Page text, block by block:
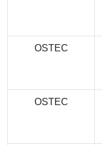
OSTEC
OSTEC